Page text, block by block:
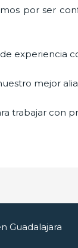
por ser
experiencia
mejor
trabajar con
Guadalajara